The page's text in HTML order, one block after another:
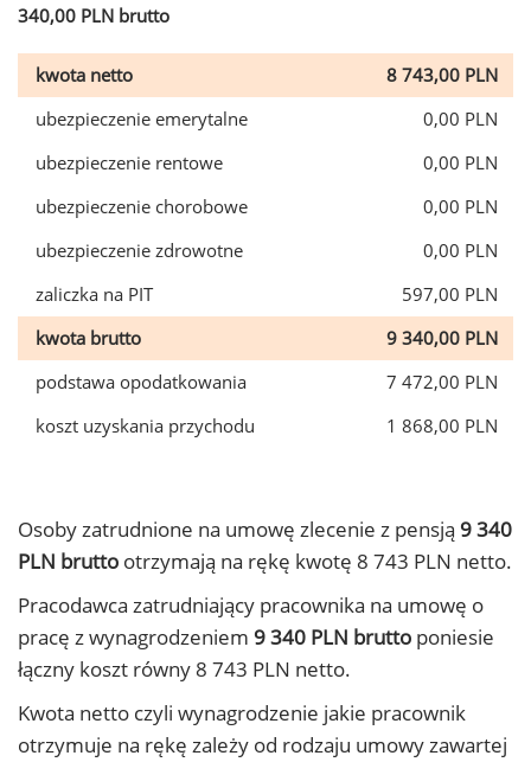
340,00 PLN brutto
kwota netto
8 743,00 PLN
ubezpieczenie emerytalne
0,00 PLN
ubezpieczenie rentowe
0,00 PLN
ubezpieczenie chorobowe
0,00 PLN
ubezpieczenie zdrowotne
0,00 PLN
zaliczka na PIT
597,00 PLN
kwota brutto
9 340,00 PLN
podstawa opodatkowania
7 472,00 PLN
koszt uzyskania przychodu
1 868,00 PLN
Osoby zatrudnione na umowę zlecenie z pensją 9 340
PLN brutto otrzymają na rękę kwotę 8 743 PLN netto.
Pracodawca zatrudniający pracownika na umowę o
pracę z wynagrodzeniem 9 340 PLN brutto poniesie
łączny koszt równy 8 743 PLN netto.
Kwota netto czyli wynagrodzenie jakie pracownik
otrzymuje na rękę zależy od rodzaju umowy zawartej